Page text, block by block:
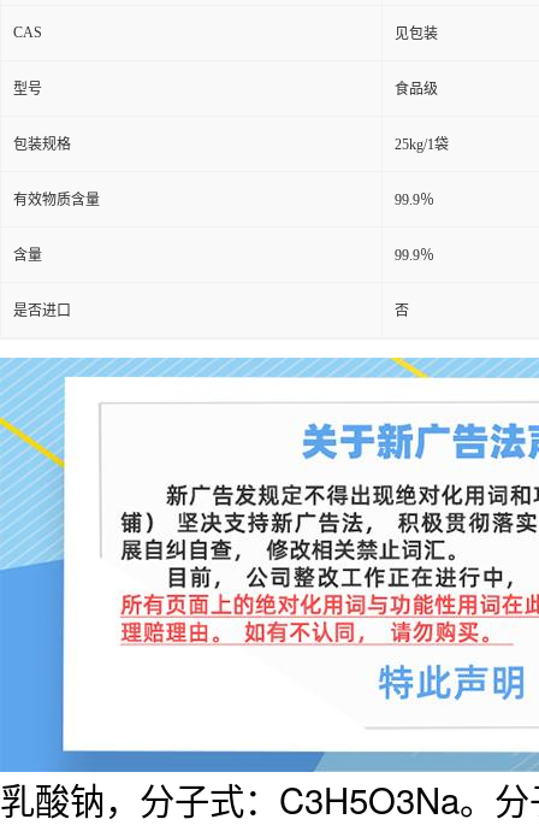
CAS 见包装
型号 食品级
包装规格 25kg/1袋
有效物质含量 99.9％
含量 99.9％
是否进口 否
乳酸钠，分子式：C3H5O3Na。